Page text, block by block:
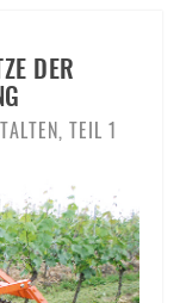
DER
TEIL 1